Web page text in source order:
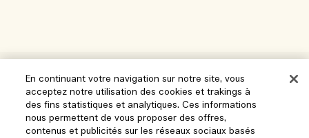
Aide
Gérer les cookies
FAQ
Parcourir et explorer
En continuant votre navigation sur notre site, vous
acceptez notre utilisation des cookies et trakings à
des fins statistiques et analytiques. Ces informations
nous permettent de vous proposer des offres,
contenus et publicités sur les réseaux sociaux basés